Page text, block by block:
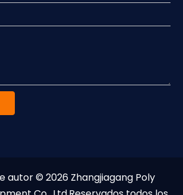
autor © 2026Zhangjiagang Poly